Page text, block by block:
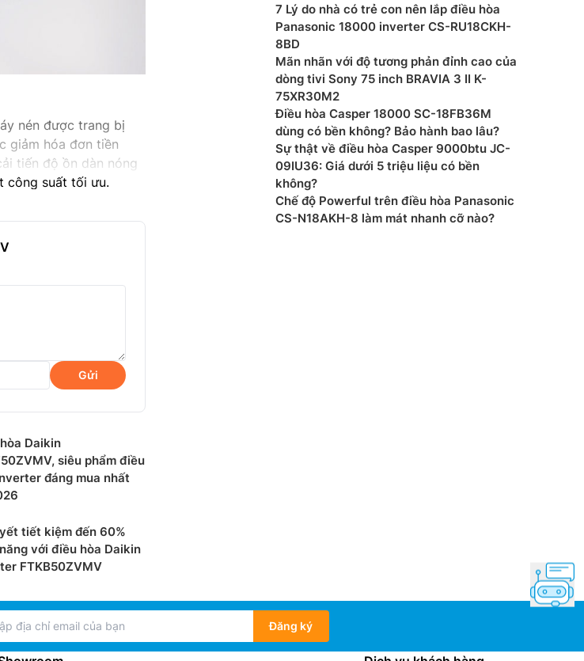
nén được trang bị
giảm hóa đơn tiền
tiến độ ồn dàn nóng
công suất tối ưu.
Và hơn 60 loại khí độc
lành nhất.
Gửi
Daikin
siêu phẩm điều
đáng mua nhất
tiết kiệm đến 60%
với điều hòa Daikin
FTKB50ZVMV
7 Lý do nhà có trẻ con nên lắp điều hòa
Panasonic 18000 inverter CS-RU18CKH-
8BD
Mãn nhãn với độ tương phản đỉnh cao của
dòng tivi Sony 75 inch BRAVIA 3 II K-
75XR30M2
Điều hòa Casper 18000 SC-18FB36M
dùng có bền không? Bảo hành bao lâu?
Sự thật về điều hòa Casper 9000btu JC-
09IU36: Giá dưới 5 triệu liệu có bền
không?
Chế độ Powerful trên điều hòa Panasonic
CS-N18AKH-8 làm mát nhanh cỡ nào?
Đăng ký